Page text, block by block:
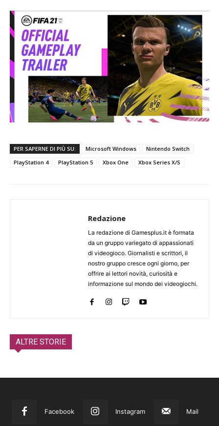
PER SAPERNE DI PIÙ SU: Microsoft Windows
Nintendo Switch
PlayStation 4
PlayStation 5 Xbox One Xbox Series X/S
Redazione
La redazione di Gamesplus.it è formata
da un gruppo variegato di appassionati
di videogioco. Giornalisti e scrittori, il
nostro gruppo cresce ogni giorno, per
offrire ai lettori novità, curiosità e
informazione sul mondo dei videogiochi.
ALTRE STORIE
Facebook Instagram Mail